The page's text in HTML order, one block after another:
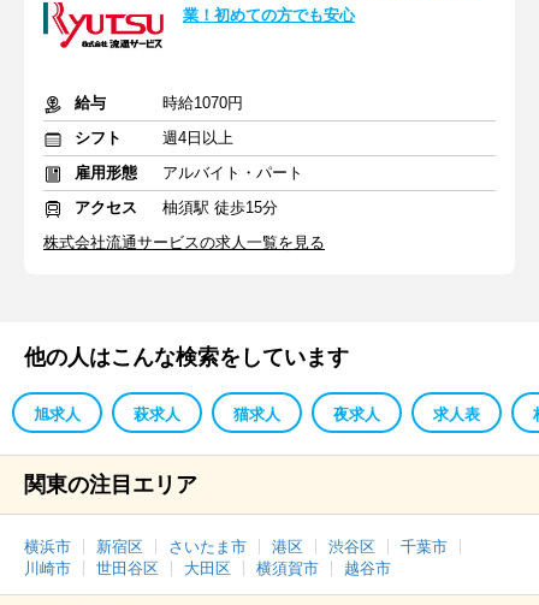
業！初めての方でも安心
給与
時給1070円
シフト
週4日以上
雇用形態
アルバイト・パート
アクセス
柚須駅 徒歩15分
株式会社流通サービスの求人一覧を見る
他の人はこんな検索をしています
旭求人 萩求人 猫求人 夜求人 求人表
関東の注目エリア
横浜市 新宿区 さいたま市 港区 渋谷区
千葉市
川崎市
世田谷区 大田区 横須賀市 越谷市